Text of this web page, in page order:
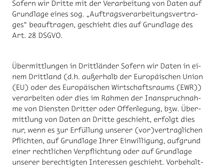
So­fern wir Drit­te mit der Ver­ar­bei­tung von Da­ten auf
Grund­la­ge ei­nes sog. „Auf­trags­ver­ar­bei­tungs­ver­tra­
ges“ be­auf­tra­gen, ge­schieht dies auf Grund­la­ge des
Art. 28 DS­GVO.
Über­mitt­lun­gen in Dritt­län­der So­fern wir Da­ten in ei­
nem Dritt­land (d.h. au­ßer­halb der Eu­ro­päi­schen Uni­on
(EU) oder des Eu­ro­päi­schen Wirt­schafts­raums (EWR))
ver­ar­bei­ten oder dies im Rah­men der In­an­spruch­nah­
me von Diens­ten Drit­ter oder Of­fen­le­gung, bzw. Über­
mitt­lung von Da­ten an Drit­te ge­schieht, er­folgt dies
nur, wenn es zur Er­fül­lung un­se­rer (vor)ver­trag­li­chen
Pflich­ten, auf Grund­la­ge Ih­rer Ein­wil­li­gung, auf­grund
ei­ner recht­li­chen Ver­pflich­tung oder auf Grund­la­ge
un­se­rer be­rech­tig­ten In­ter­es­sen ge­schieht. Vor­be­halt­